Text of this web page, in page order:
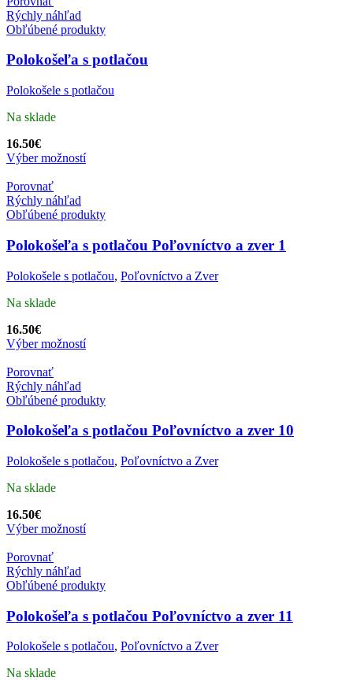
Rýchly náhľad
Obľúbené produkty
Polokošeľa s potlačou
Polokošele s potlačou
Na sklade
16.50€
Výber možností
Porovnať
Rýchly náhľad
Obľúbené produkty
Polokošeľa s potlačou Poľovníctvo a zver 1
Polokošele s potlačou, Poľovníctvo a Zver
Na sklade
16.50€
Výber možností
Porovnať
Rýchly náhľad
Obľúbené produkty
Polokošeľa s potlačou Poľovníctvo a zver 10
Polokošele s potlačou, Poľovníctvo a Zver
Na sklade
16.50€
Výber možností
Porovnať
Rýchly náhľad
Obľúbené produkty
Polokošeľa s potlačou Poľovníctvo a zver 11
Polokošele s potlačou, Poľovníctvo a Zver
Na sklade